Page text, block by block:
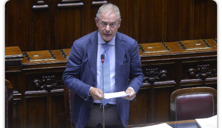
I VOLTI DELLA RADIO
CONTATTI